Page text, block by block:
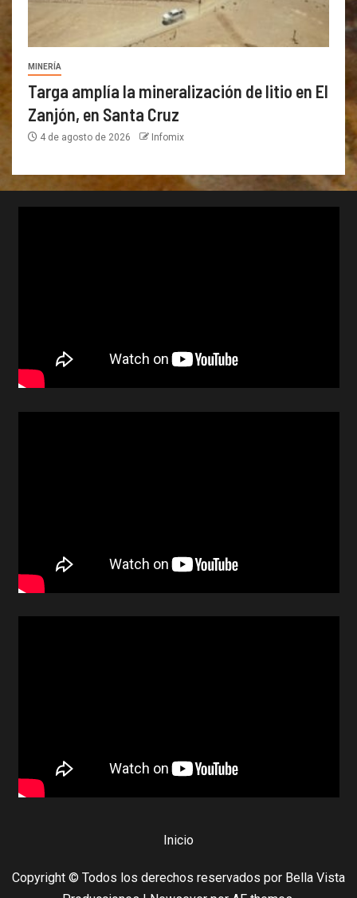
MINERÍA
Targa amplía la mineralización de litio en El
Zanjón, en Santa Cruz
4 de agosto de 2026 Infomix
Inicio
Copyright © Todos los derechos reservados por Bella Vista